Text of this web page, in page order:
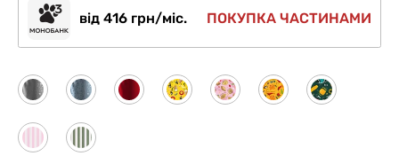
від 416 грн/міс. ПОКУПКА ЧАСТИНАМИ